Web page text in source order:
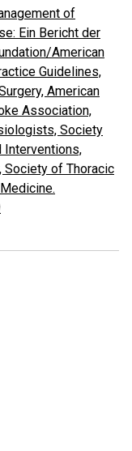
of
Ein Bericht der
American
Guidelines,
American
Association,
Society
Interventions,
Society of Thoracic